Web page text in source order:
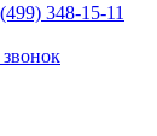
348-15-11
звонок